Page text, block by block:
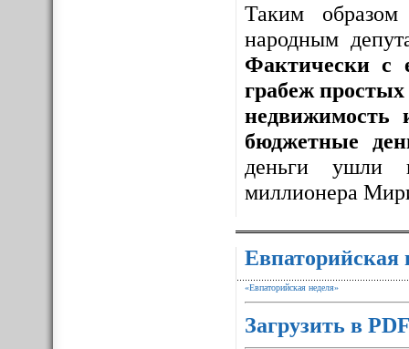
Таким
народным
Фактически с
грабеж
недвижимость
бюджетные
деньги ушли
миллионера
Евпаторийская
«Евпаторийская неделя»
Загрузить в